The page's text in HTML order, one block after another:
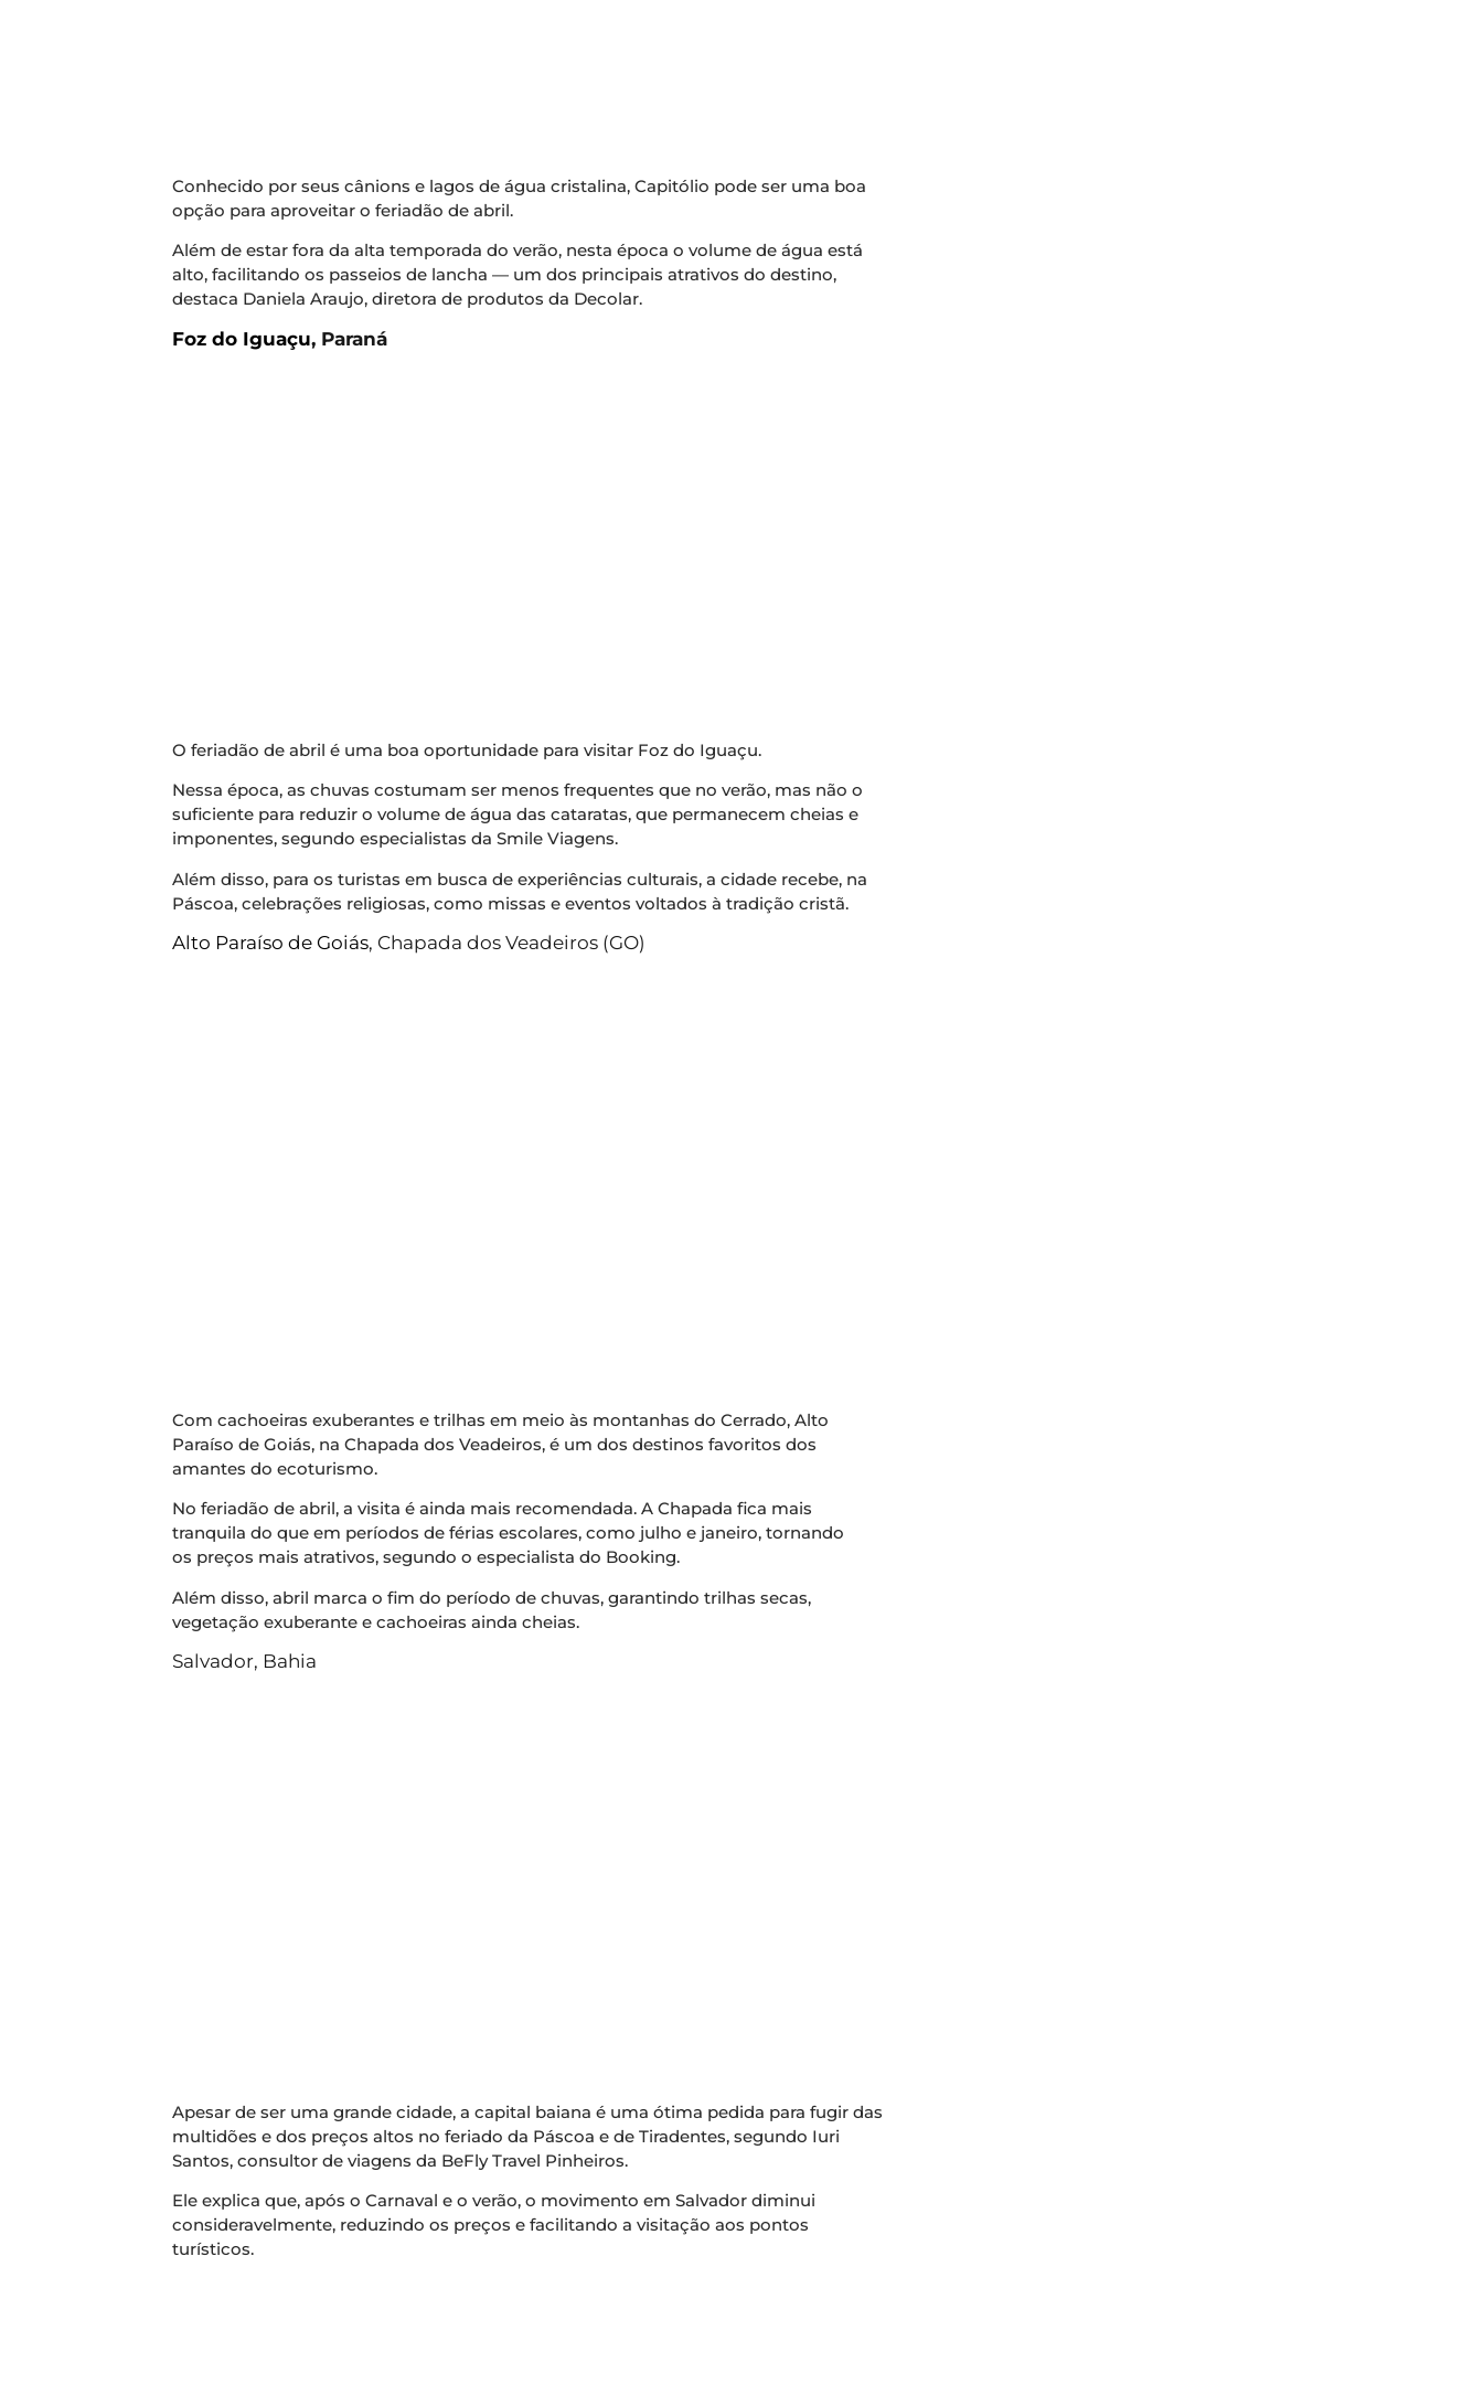
Conhecido por seus cânions e lagos de água cristalina, Capitólio pode ser uma boa
opção para aproveitar o feriadão de abril.
Além de estar fora da alta temporada do verão, nesta época o volume de água está
alto, facilitando os passeios de lancha — um dos principais atrativos do destino,
destaca Daniela Araujo, diretora de produtos da Decolar.
Foz do Iguaçu, Paraná
O feriadão de abril é uma boa oportunidade para visitar Foz do Iguaçu.
Nessa época, as chuvas costumam ser menos frequentes que no verão, mas não o
suficiente para reduzir o volume de água das cataratas, que permanecem cheias e
imponentes, segundo especialistas da Smile Viagens.
Além disso, para os turistas em busca de experiências culturais, a cidade recebe, na
Páscoa, celebrações religiosas, como missas e eventos voltados à tradição cristã.
Alto Paraíso de Goiás, Chapada dos Veadeiros (GO)
Com cachoeiras exuberantes e trilhas em meio às montanhas do Cerrado, Alto
Paraíso de Goiás, na Chapada dos Veadeiros, é um dos destinos favoritos dos
amantes do ecoturismo.
No feriadão de abril, a visita é ainda mais recomendada. A Chapada fica mais
tranquila do que em períodos de férias escolares, como julho e janeiro, tornando
os preços mais atrativos, segundo o especialista do Booking.
Além disso, abril marca o fim do período de chuvas, garantindo trilhas secas,
vegetação exuberante e cachoeiras ainda cheias.
Salvador, Bahia
Apesar de ser uma grande cidade, a capital baiana é uma ótima pedida para fugir das
multidões e dos preços altos no feriado da Páscoa e de Tiradentes, segundo Iuri
Santos, consultor de viagens da BeFly Travel Pinheiros.
Ele explica que, após o Carnaval e o verão, o movimento em Salvador diminui
consideravelmente, reduzindo os preços e facilitando a visitação aos pontos
turísticos.